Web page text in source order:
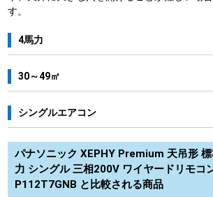
す。
4馬力
30～49㎡
シングルエアコン
パナソニック XEPHY Premium 天吊形
力 シングル 三相200V ワイヤードリモコ
P112T7GNB と比較される商品